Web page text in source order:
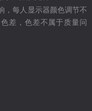
，每人显示器颜色调节不
差，色差不属于质量问